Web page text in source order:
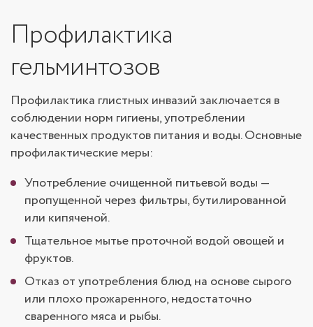
Профилактика
гельминтозов
Профилактика глистных инвазий заключается в
соблюдении норм гигиены, употреблении
качественных продуктов питания и воды. Основные
профилактические меры:
Употребление очищенной питьевой воды —
пропущенной через фильтры, бутилированной
или кипяченой.
Тщательное мытье проточной водой овощей и
фруктов.
Отказ от употребления блюд на основе сырого
или плохо прожаренного, недостаточно
сваренного мяса и рыбы.